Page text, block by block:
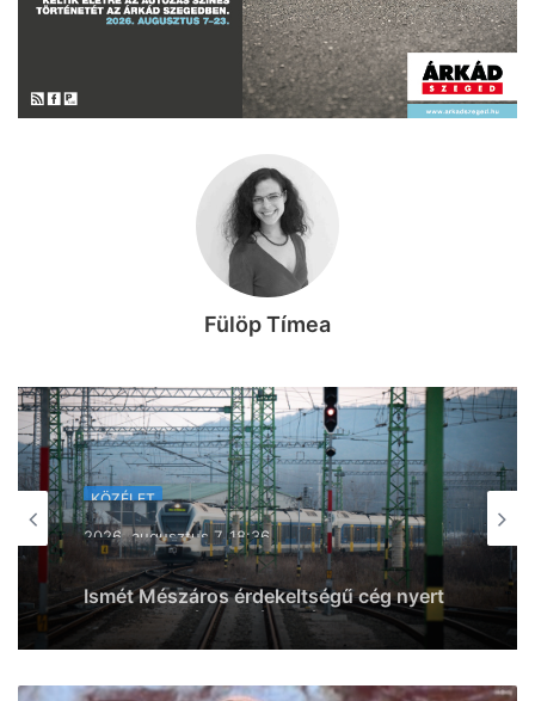
Fülöp Tímea
KÖZÉLET
2026, augusztus 7. 16:57
Magyar Péter: három személy közül
választ szombaton köztársaságielnök-
jelöltet a Tisza